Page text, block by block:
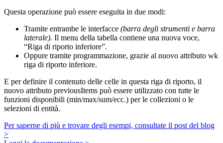
Questa operazione può essere eseguita in due modi:
Tramite entrambe le interfacce (barra degli strumenti e barra
laterale). Il menu della tabella contiene una nuova voce,
“Riga di riporto inferiore”.
Oppure tramite programmazione, grazie al nuovo attributo wk
riga di riporto inferiore.
E per definire il contenuto delle celle in questa riga di riporto, il
nuovo attributo previousItems può essere utilizzato con tutte le
funzioni disponibili (min/max/sum/ecc.) per le collezioni o le
selezioni di entità.
Per saperne di più e trovare degli esempi, consultate il post del blog
>